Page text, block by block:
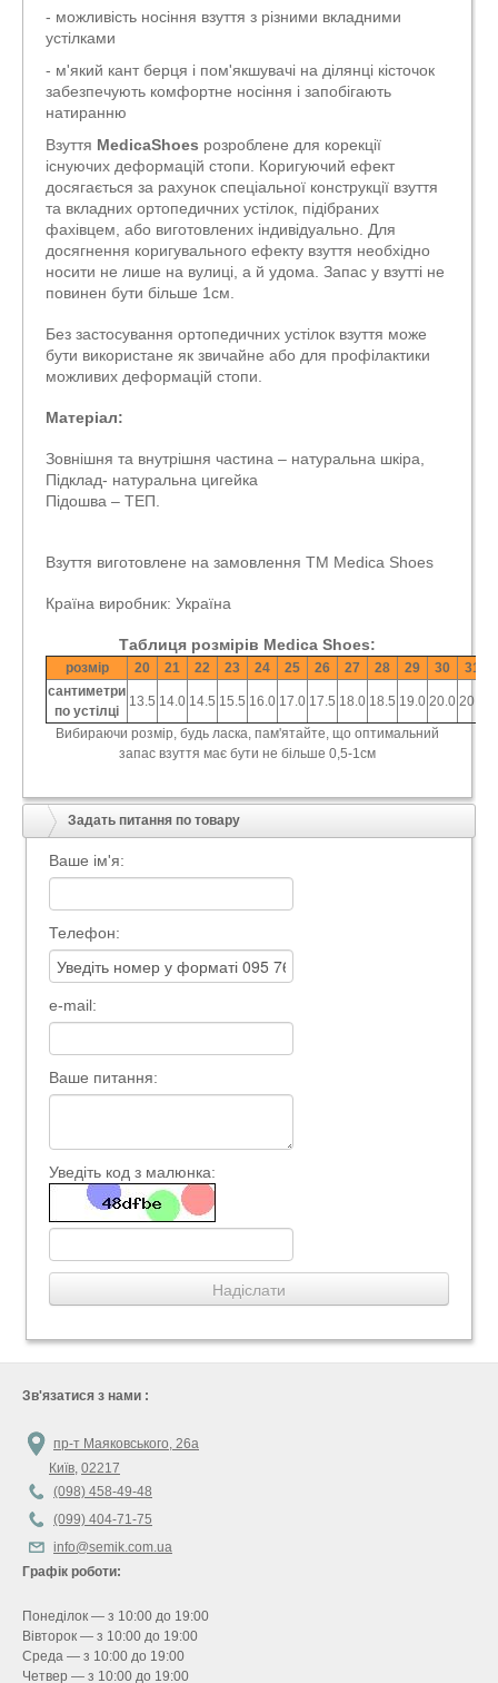
- можливість носіння взуття з різними вкладними
устілками
- м'який кант берця і пом'якшувачі на ділянці кісточок
забезпечують комфортне носіння і запобігають
натиранню
Взуття MedicaShoes розроблене для корекції
існуючих деформацій стопи. Коригуючий ефект
досягається за рахунок спеціальної конструкції взуття
та вкладних ортопедичних устілок, підібраних
фахівцем, або виготовлених індивідуально. Для
досягнення коригувального ефекту взуття необхідно
носити не лише на вулиці, а й удома. Запас у взутті не
повинен бути більше 1см.
Без застосування ортопедичних устілок взуття може
бути використане як звичайне або для профілактики
можливих деформацій стопи.
Матеріал:
Зовнішня та внутрішня частина – натуральна шкіра,
Підклад- натуральна цигейка
Підошва – ТЕП.
Взуття виготовлене на замовлення ТМ Medica Shoes
Країна виробник: Україна
Таблиця розмірів Medica Shoes:
розмір 20 21 22 23 24 25 26 27 28 29 30 31
сантиметри
по устілці
13.5 14.0 14.5 15.5 16.0 17.0 17.5 18.0 18.5 19.0 20.0 20.5
Вибираючи розмір, будь ласка, пам'ятайте, що оптимальний
запас взуття має бути не більше 0,5-1см
Задать питання по товару
Ваше ім'я:
Телефон:
e-mail:
Ваше питання:
Уведіть код з малюнка:
Зв'язатися з нами :
пр-т Маяковського, 26а
Київ, 02217
(098) 458-49-48
(099) 404-71-75
info@semik.com.ua
Графік роботи:
Понеділок — з 10:00 до 19:00
Вівторок — з 10:00 до 19:00
Среда — з 10:00 до 19:00
Четвер — з 10:00 до 19:00